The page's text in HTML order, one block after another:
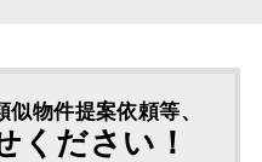
物件提案依頼等、
ください！